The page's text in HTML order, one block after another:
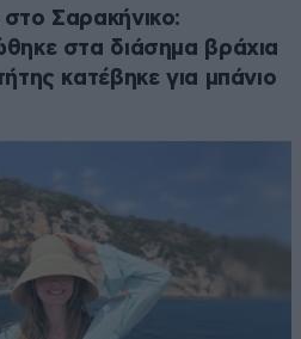
Σαρακήνικο:
στα διάσημα βράχια
κατέβηκε για μπάνιο